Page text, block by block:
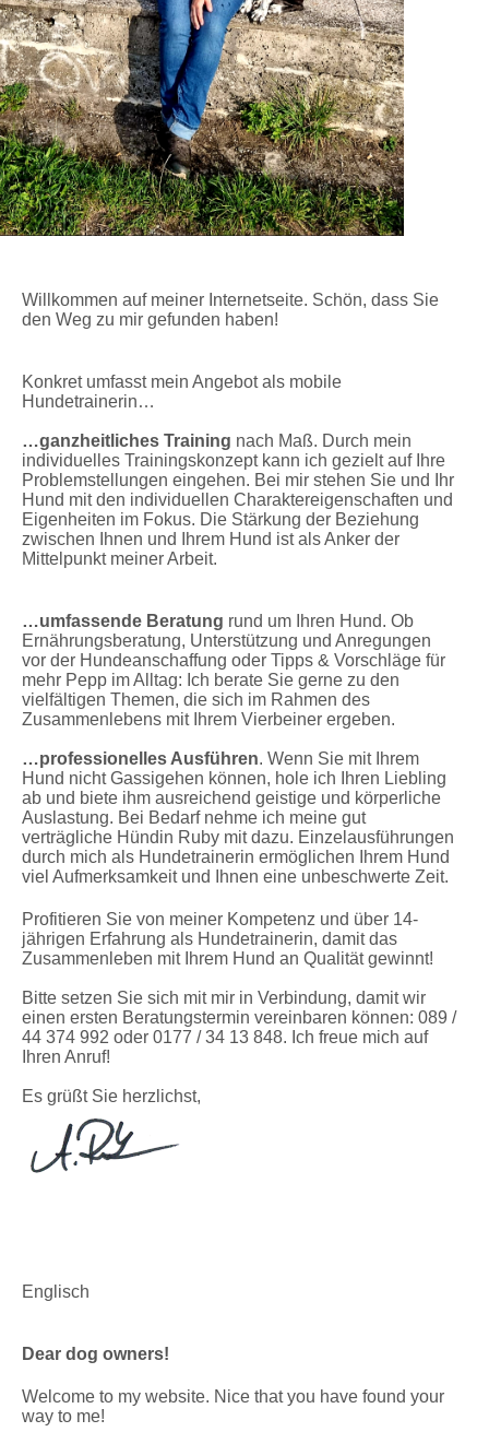
Willkommen auf meiner Internetseite. Schön, dass Sie
den Weg zu mir gefunden haben!
Konkret umfasst mein Angebot als mobile
Hundetrainerin…
…ganzheitliches Training nach Maß. Durch mein
individuelles Trainingskonzept kann ich gezielt auf Ihre
Problemstellungen eingehen. Bei mir stehen Sie und Ihr
Hund mit den individuellen Charaktereigenschaften und
Eigenheiten im Fokus. Die Stärkung der Beziehung
zwischen Ihnen und Ihrem Hund ist als Anker der
Mittelpunkt meiner Arbeit.
…umfassende Beratung rund um Ihren Hund. Ob
Ernährungsberatung, Unterstützung und Anregungen
vor der Hundeanschaffung oder Tipps & Vorschläge für
mehr Pepp im Alltag: Ich berate Sie gerne zu den
vielfältigen Themen, die sich im Rahmen des
Zusammenlebens mit Ihrem Vierbeiner ergeben.
…professionelles Ausführen. Wenn Sie mit Ihrem
Hund nicht Gassigehen können, hole ich Ihren Liebling
ab und biete ihm ausreichend geistige und körperliche
Auslastung. Bei Bedarf nehme ich meine gut
verträgliche Hündin Ruby mit dazu. Einzelausführungen
durch mich als Hundetrainerin ermöglichen Ihrem Hund
viel Aufmerksamkeit und Ihnen eine unbeschwerte Zeit.
Profitieren Sie von meiner Kompetenz und über 14-
jährigen Erfahrung als Hundetrainerin, damit das
Zusammenleben mit Ihrem Hund an Qualität gewinnt!
Bitte setzen Sie sich mit mir in Verbindung, damit wir
einen ersten Beratungstermin vereinbaren können: 089 /
44 374 992 oder 0177 / 34 13 848. Ich freue mich auf
Ihren Anruf!
Es grüßt Sie herzlichst,
Englisch
Dear dog owners!
Welcome to my website. Nice that you have found your
way to me!